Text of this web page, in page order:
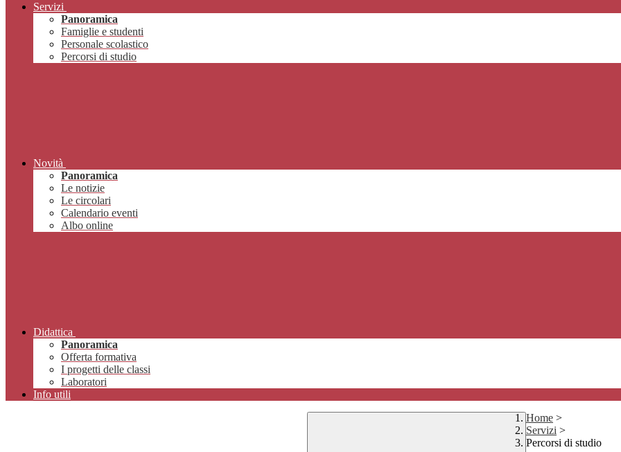
Servizi
Panoramica
Famiglie e studenti
Personale scolastico
Percorsi di studio
Novità
Panoramica
Le notizie
Le circolari
Calendario eventi
Albo online
Didattica
Panoramica
Offerta formativa
I progetti delle classi
Laboratori
Info utili
Home >
Servizi >
Percorsi di studio